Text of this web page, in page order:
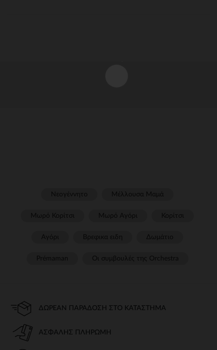
ΔΩΡΕΆΝ ΠΑΡΆΔΟΣΗ ΣΤΟ ΚΑΤΆΣΤΗΜΑ
ΑΣΦΑΛΉΣ ΠΛΗΡΩΜΉ